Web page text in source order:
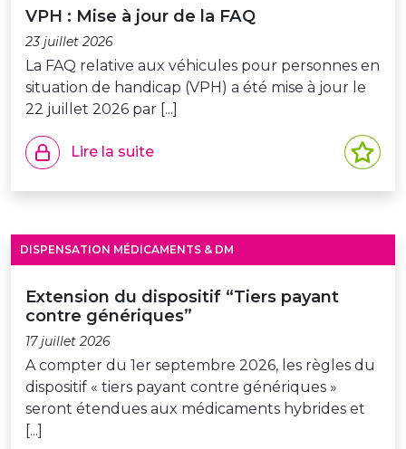
VPH : Mise à jour de la FAQ
23 juillet 2026
La FAQ relative aux véhicules pour personnes en
situation de handicap (VPH) a été mise à jour le
22 juillet 2026 par [...]
Lire la suite
DISPENSATION MÉDICAMENTS & DM
Extension du dispositif “Tiers payant
contre génériques”
17 juillet 2026
A compter du 1er septembre 2026, les règles du
dispositif « tiers payant contre génériques »
seront étendues aux médicaments hybrides et
[...]